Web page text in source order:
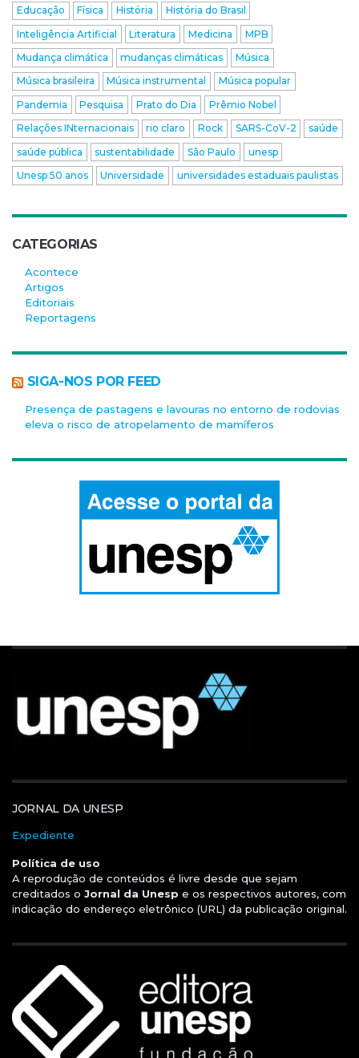
Educação
Física História
História do Brasil
Inteligência Artificial
Literatura Medicina
MPB
Mudança climática
mudanças climáticas
Música
Música brasileira
Música instrumental
Música popular
Pandemia
Pesquisa Prato do Dia
Prêmio Nobel
Relações INternacionais
rio claro Rock SARS-CoV-2
saúde
saúde pública
sustentabilidade São Paulo
unesp
Unesp 50 anos
Universidade universidades estaduais paulistas
CATEGORIAS
Acontece
Artigos
Editoriais
Reportagens
SIGA-NOS POR FEED
Presença de pastagens e lavouras no entorno de rodovias
eleva o risco de atropelamento de mamíferos
JORNAL DA UNESP
Expediente
Política de uso
A reprodução de conteúdos é livre desde que sejam
creditados o Jornal da Unesp e os respectivos autores, com
indicação do endereço eletrônico (URL) da publicação original.